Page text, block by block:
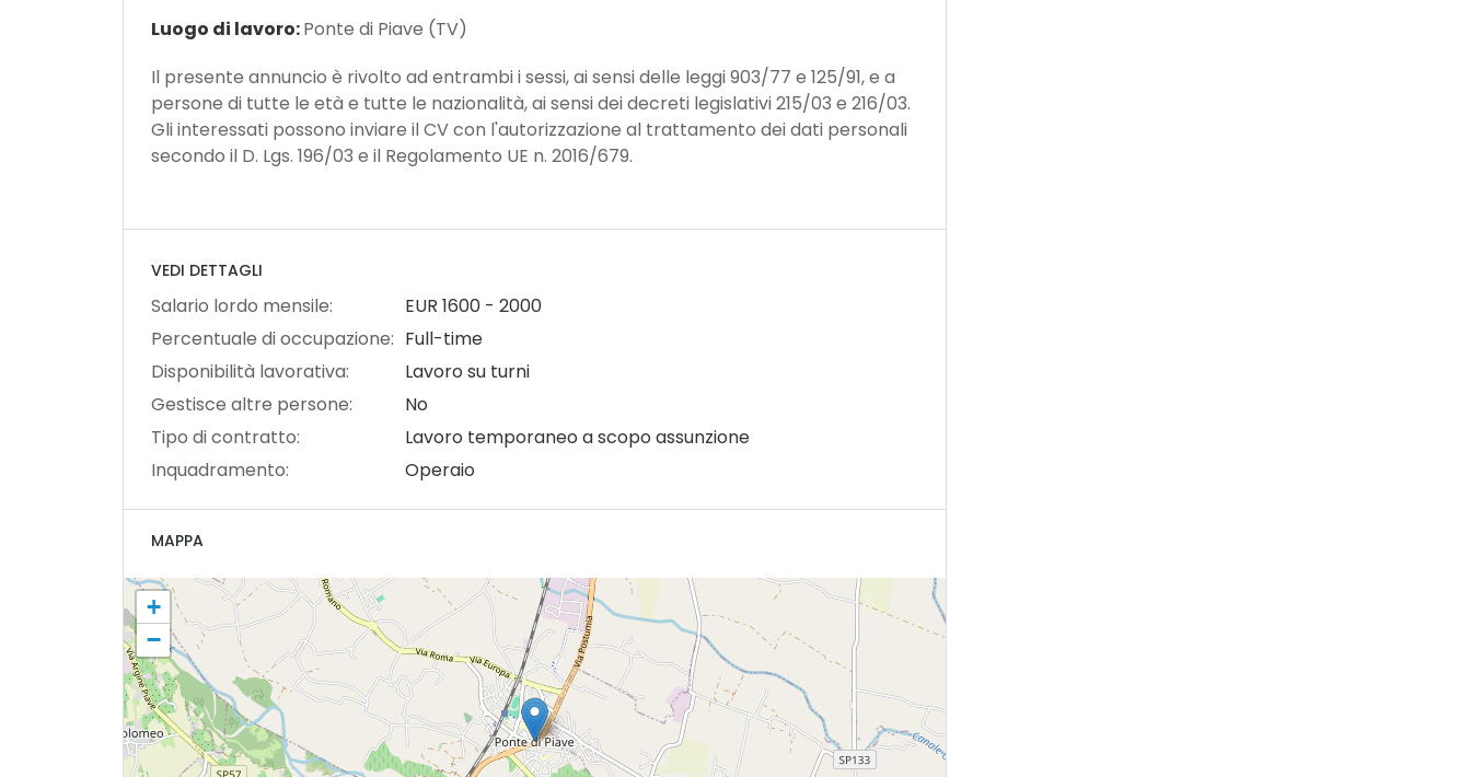
Luogo di lavoro:Ponte di Piave (TV)
Il presente annuncio è rivolto ad entrambi i sessi, ai sensi delle leggi 903/77 e 125/91, e a
persone di tutte le età e tutte le nazionalità, ai sensi dei decreti legislativi 215/03 e 216/03.
Gli interessati possono inviare il CV con l'autorizzazione al trattamento dei dati personali
secondo il D. Lgs. 196/03 e il Regolamento UE n. 2016/679.
VEDI DETTAGLI
Salario lordo mensile: EUR 1600 - 2000
Percentuale di occupazione: Full-time
Disponibilità lavorativa:
Lavoro su turni
Gestisce altre persone:
No
Tipo di contratto:
Lavoro temporaneo a scopo assunzione
Inquadramento:
Operaio
MAPPA
+
−